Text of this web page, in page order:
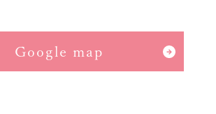
Google map